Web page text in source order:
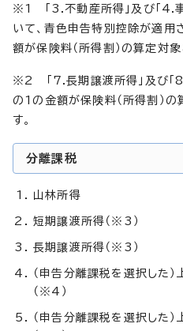
※1 「3.不動産所得」及び「4.事
いて、青色申告特別控除が適用
額が保険料（所得割）の算定対
※2 「7.長期譲渡所得」及び「
の1の金額が保険料（所得割）
す。
分離課税
山林所得
短期譲渡所得（※3）
長期譲渡所得（※3）
（申告分離課税を選択した
（※4）
（申告分離課税を選択した